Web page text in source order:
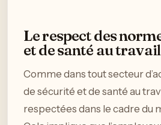
Le respect des
et de santé au travail
Comme dans tout secteur
de sécurité et de santé au
respectées dans le cadre du